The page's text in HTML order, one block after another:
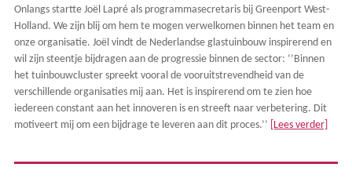
Onlangs startte Joël Lapré als programmasecretaris bij Greenport West-
Holland. We zijn blij om hem te mogen verwelkomen binnen het team en
onze organisatie. Joël vindt de Nederlandse glastuinbouw inspirerend en
wil zijn steentje bijdragen aan de progressie binnen de sector: ‘’Binnen
het tuinbouwcluster spreekt vooral de vooruitstrevendheid van de
verschillende organisaties mij aan. Het is inspirerend om te zien hoe
iedereen constant aan het innoveren is en streeft naar verbetering. Dit
motiveert mij om een bijdrage te leveren aan dit proces.’’ [Lees verder]